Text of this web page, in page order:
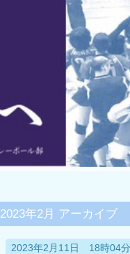
2023年2月 アーカイブ
2023年2月11日 18時04